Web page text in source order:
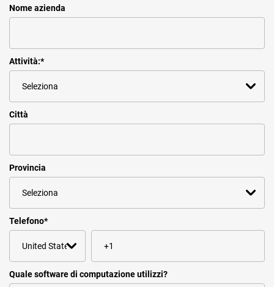
Nome azienda
Attività:*
Città
Provincia
Telefono*
Quale software di computazione utilizzi?